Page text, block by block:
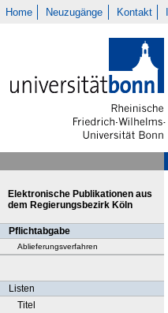
Home Neuzugänge Kontakt
Elektronische Publikationen aus
dem Regierungsbezirk Köln
Pflichtabgabe
Ablieferungsverfahren
Listen
Titel